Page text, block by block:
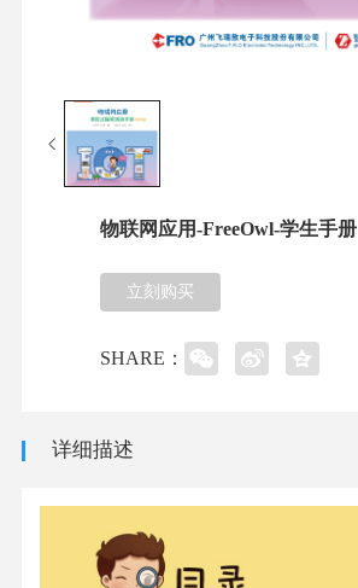
物联网应用-FreeOwl-学生手册
立刻购买
SHARE：
详细描述